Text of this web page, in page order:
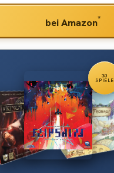
bei Amazon*
30
SPIELE